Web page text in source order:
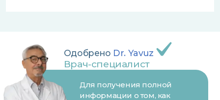
Одобрено Dr. Yavuz
Врач-специалист
Для получения полной
информации о том, как